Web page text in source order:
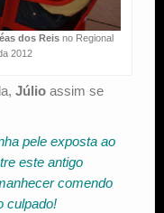
dos Reisno Regional
2012
Júlio assim se
pele exposta ao
este antigo
comendo
culpado!